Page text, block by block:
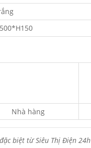
Nhà hàng
biệt từ Siêu Thị Điện 24h